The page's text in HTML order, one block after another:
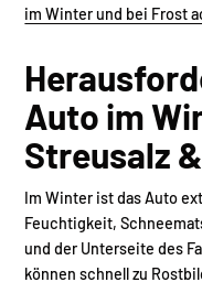
im Winter und bei Frost
Auto im
Streusalz
Im Winter ist das Auto
Feuchtigkeit,
und der Unterseite des
können schnell zu